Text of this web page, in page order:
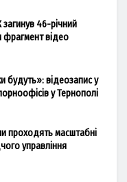
46-річний
відео
будуть»: відеозапис у
у Тернополі
проходять масштабні
управління